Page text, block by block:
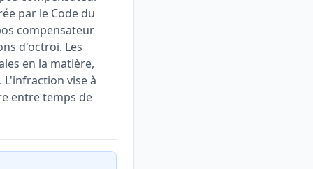
par le Code du
compensateur
d'octroi. Les
en la matière,
L'infraction vise à
entre temps de